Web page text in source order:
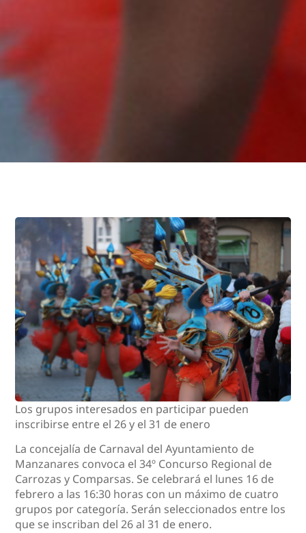
Los grupos interesados en participar pueden
inscribirse entre el 26 y el 31 de enero
La concejalía de Carnaval del Ayuntamiento de
Manzanares convoca el 34º Concurso Regional de
Carrozas y Comparsas. Se celebrará el lunes 16 de
febrero a las 16:30 horas con un máximo de cuatro
grupos por categoría. Serán seleccionados entre los
que se inscriban del 26 al 31 de enero.